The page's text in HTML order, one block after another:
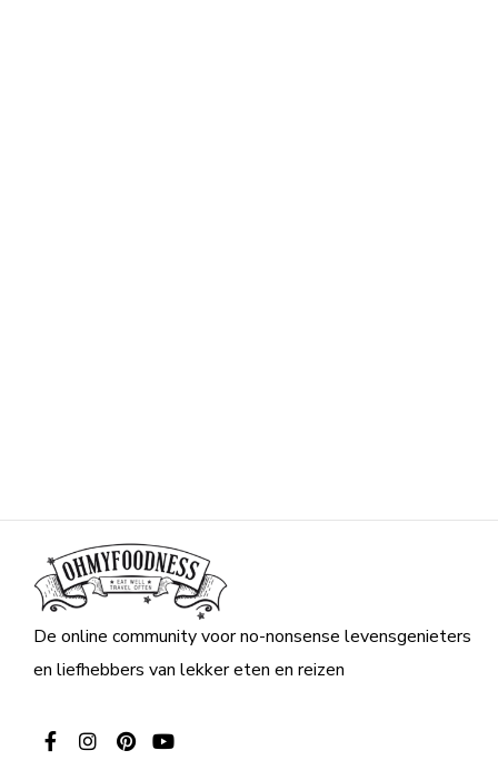
De online community voor no-nonsense levensgenieters
en liefhebbers van lekker eten en reizen